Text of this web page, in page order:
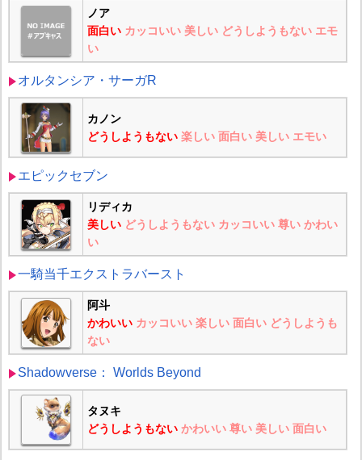
ノア
面白い カッコいい 美しい どうしようもない エモ
い
オルタンシア・サーガR
カノン
どうしようもない 楽しい 面白い 美しい エモい
エピックセブン
リディカ
美しい どうしようもない カッコいい 尊い かわい
い
一騎当千エクストラバースト
阿斗
かわいい カッコいい 楽しい 面白い どうしようも
ない
Shadowverse： Worlds Beyond
タヌキ
どうしようもない かわいい 尊い 美しい 面白い